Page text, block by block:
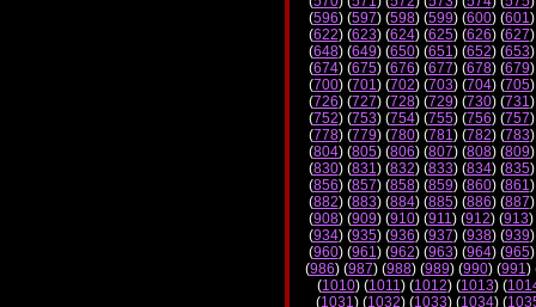
(596) (597) (598) (599) (600) (601
(622) (623) (624) (625) (626) (627
(648) (649) (650) (651) (652) (653
(674) (675) (676) (677) (678) (679
(700) (701) (702) (703) (704) (705
(726) (727) (728) (729) (730) (731
(752) (753) (754) (755) (756) (757
(778) (779) (780) (781) (782) (783
(804) (805) (806) (807) (808) (809
(830) (831) (832) (833) (834) (835
(856) (857) (858) (859) (860) (861
(882) (883) (884) (885) (886) (887
(908) (909) (910) (911) (912) (913)
(934) (935) (936) (937) (938) (939
(960) (961) (962) (963) (964) (965
(986) (987) (988) (989) (990) (991)
(1010) (1011) (1012) (1013) (
(1031) (1032) (1033) (1034) (